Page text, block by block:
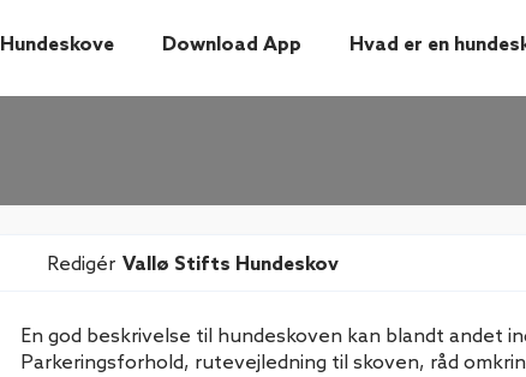
Hundeskove Download App Hvad er en
Redigér Vallø Stifts Hundeskov
En god beskrivelse til hundeskoven kan blandt andet
Parkeringsforhold, rutevejledning til skoven, råd